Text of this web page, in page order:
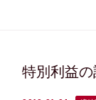
特別利益